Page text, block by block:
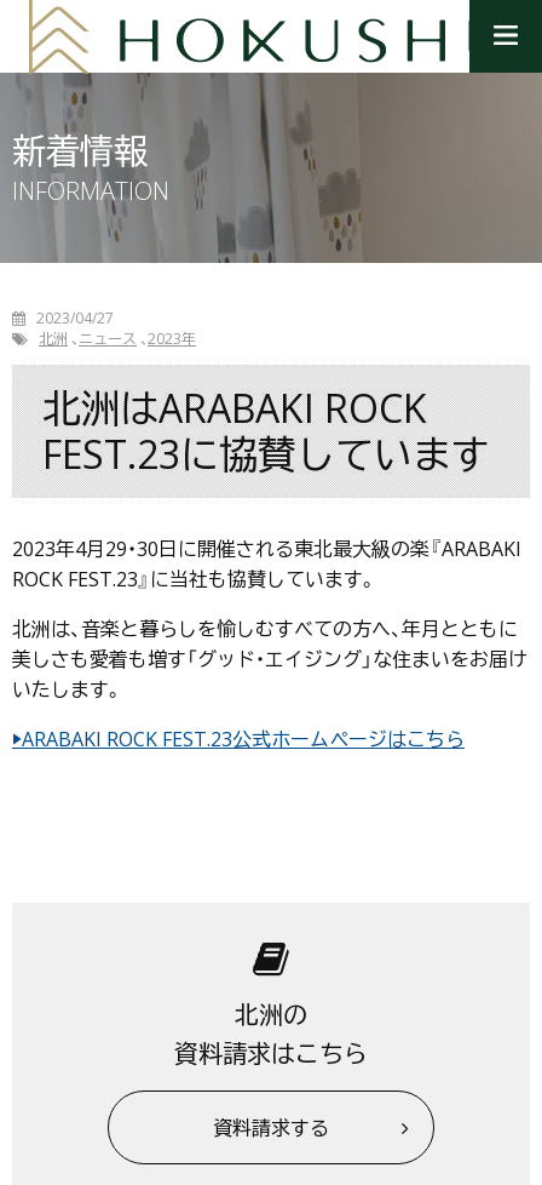
ニ
新着情報
INFORMATION
2023/04/27
北洲
ニュース 2023年
北洲はARABAKI ROCK
FEST.23に協賛しています
2023年4月29・30日に開催される東北最大級の楽『ARABAKI
ROCK FEST.23』に当社も協賛しています。
北洲は、音楽と暮らしを愉しむすべての方へ、年月とともに
美しさも愛着も増す「グッド・エイジング」な住まいをお届け
いたします。
▶ARABAKI ROCK FEST.23公式ホームページはこちら
北洲の
資料請求はこちら
資料請求する